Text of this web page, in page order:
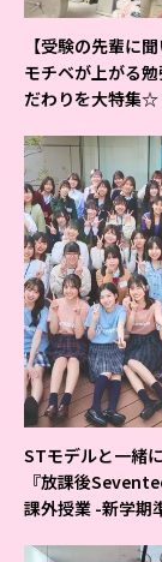
【受験の先輩に聞
モチベが上がる
だわりを大特集☆
STモデルと一緒
『放課後
課外授業 -新学期